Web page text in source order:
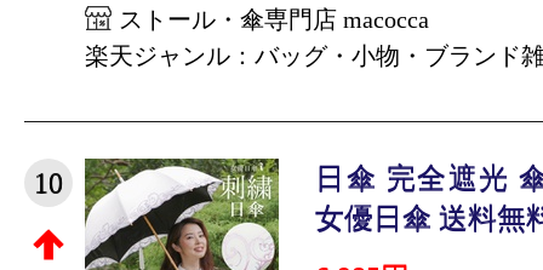
ストール・傘専門店 macocca
楽天ジャンル：バッグ・小物・ブランド
10
日傘 完全遮光
女優日傘 送料無